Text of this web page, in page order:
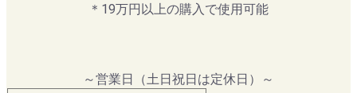
＊19万円以上の購入で使用可能
～営業日（土日祝日は定休日）～